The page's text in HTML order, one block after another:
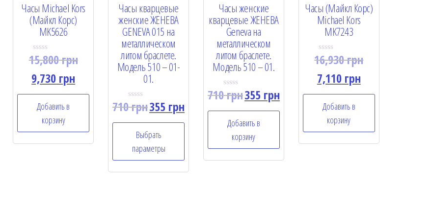
Часы Michael Kors
(Майкл Корс)
MK5626
R
a
t
e
d
0
u
f
15,800грн
9,730 грн
Добавить в
корзину
Часы кварцевые
женские ЖЕНЕВА
GENEVA 015 на
металлическом
литом браслете.
Модель 510 – 01-
01.
R
a
o
710грн355 грн
Выбрать
параметры
Часы женские
кварцевые ЖЕНЕВА
Geneva на
металлическом
литом браслете.
Модель 510 – 01.
R
a
o
710грн355грн
Добавить в
корзину
Часы (Майкл Корс)
Michael Kors
MK7243
R
a
t
e
d
0
f
16,930грн
7,110грн
Добавить в
корзину